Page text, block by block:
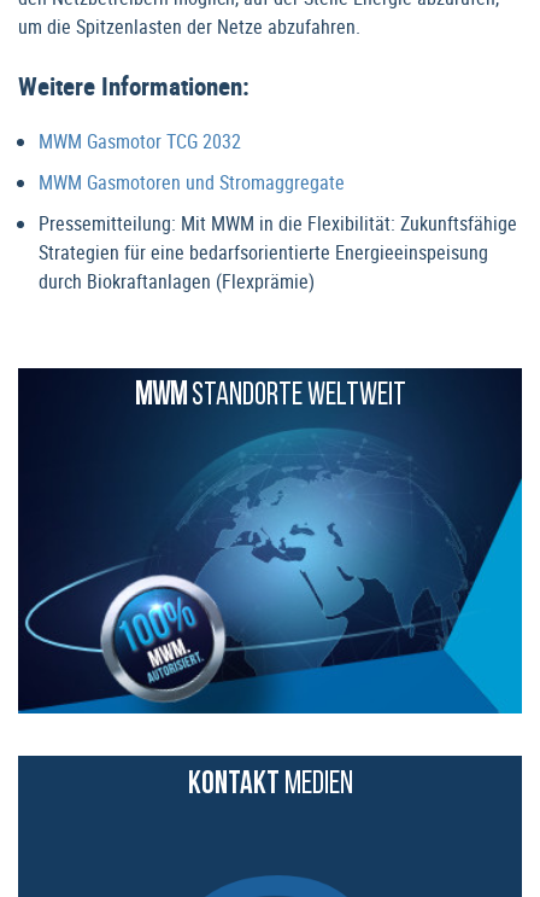
um die Spitzenlasten der Netze abzufahren.
Weitere Informationen:
MWM Gasmotor TCG 2032
MWM Gasmotoren und Stromaggregate
Pressemitteilung: Mit MWM in die Flexibilität: Zukunftsfähige
Strategien für eine bedarfsorientierte Energieeinspeisung
durch Biokraftanlagen (Flexprämie)
MWMSTANDORTE WELTWEIT
KONTAKT MEDIEN